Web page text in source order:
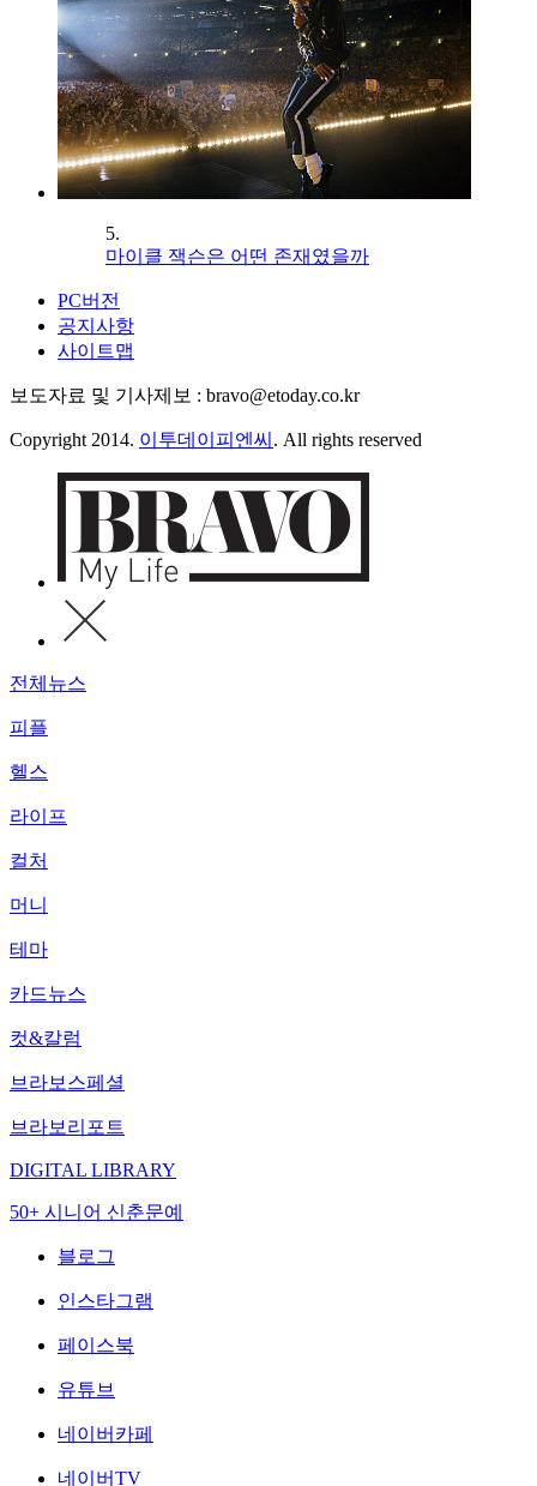
5.
마이클 잭슨은 어떤 존재였을까
PC버전
공지사항
사이트맵
보도자료 및 기사제보 : bravo@etoday.co.kr
Copyright 2014. 이투데이피엔씨 . All rights reserved
전체뉴스
피플
헬스
라이프
컬처
머니
테마
카드뉴스
컷&칼럼
브라보스페셜
브라보리포트
DIGITAL LIBRARY
50+ 시니어 신춘문예
블로그
인스타그램
페이스북
유튜브
네이버카페
네이버TV